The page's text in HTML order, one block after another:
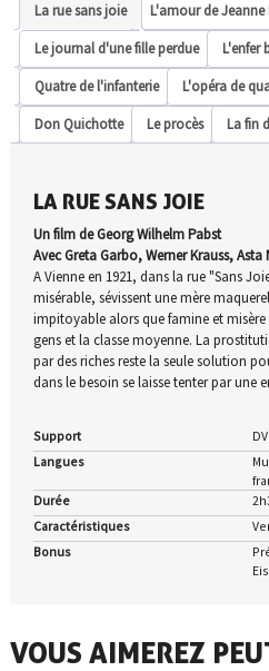
La rue sans joie L'amour de Jeanne
Le journal d'une fille perdue
L'enfer
Quatre de l'infanterie
L'opéra de
Don Quichotte
Le procès La fin
LA RUE SANS JOIE
Un film de Georg Wilhelm Pabst
Avec Greta Garbo, Werner Krauss, Asta
A Vienne en 1921, dans la rue "Sans
misérable, sévissent une mère
impitoyable alors que famine et misère
gens et la classe moyenne. La
par des riches reste la seule solution
dans le besoin se laisse tenter par une
Support
Langues
Durée
Caractéristiques
Bonus
VOUS AIMEREZ